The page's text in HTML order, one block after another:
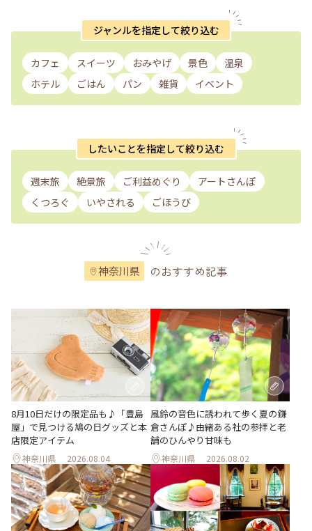
ジャンルを指定して絞り込む
カフェ スイーツ おみやげ 景色
温泉
ホテル
ごはん パン 雑貨 イベント
したいことを指定して絞り込む
週末旅 絶景旅 ご利益めぐり
アートさんぽ
くつろぐ
いやされる ごほうび
神奈川県 のおすすめ記事
8月10日だけの限定品も♪「豊島
屋」で見つける鳩の日グッズと本
店限定アイテム
神奈川県 2026.08.04
風鈴の音色に誘われて歩く夏の鎌
倉さんぽ♪由緒ある社の参拝と老
舗のひんやり甘味も
神奈川県 2026.08.02